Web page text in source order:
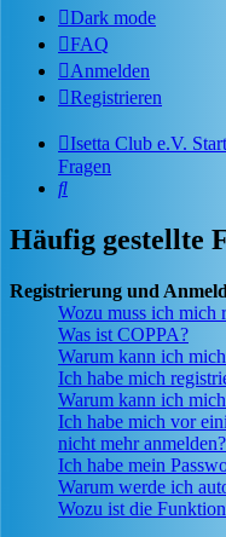
Dark mode
FAQ
Anmelden
Registrieren
Isetta Club e.V.
Fragen
Suche
Häufig gestellte
Registrierung und
Wozu muss ich mich
Was ist COPPA?
Warum kann ich
Ich habe mich
Warum kann ich
Ich habe mich vor
nicht mehr
Ich habe mein
Warum werde ich
Wozu ist die